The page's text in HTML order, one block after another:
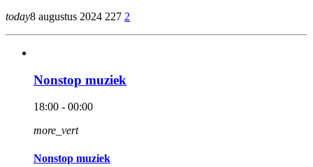
today8 augustus 2024 227 2
Nonstop muziek
18:00 - 00:00
more_vert
Nonstop muziek